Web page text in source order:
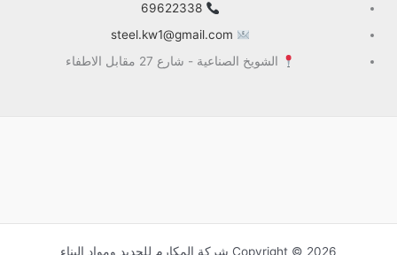
69622338
steel.kw1@gmail.com
الشويخ الصناعية - شارع 27 مقابل الاطفاء
Copyright © 2026 شركة المكارم للحديد ومواد البناء